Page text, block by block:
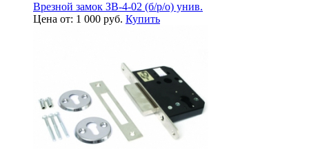
Врезной замок ЗВ-4-02 (б/р/о) унив.
Цена от: 1 000 руб. Купить